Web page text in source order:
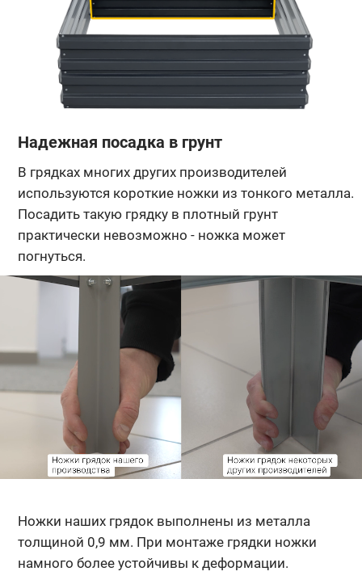
Надежная посадка в грунт
В грядках многих других производителей
используются короткие ножки из тонкого металла.
Посадить такую грядку в плотный грунт
практически невозможно - ножка может
погнуться.
Ножки наших грядок выполнены из металла
толщиной 0,9 мм. При монтаже грядки ножки
намного более устойчивы к деформации.